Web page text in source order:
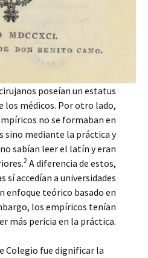
poseían un estatus
los médicos. Por otro lado,
no se formaban en
sino mediante la práctica y
sabían leer el latín y eran
2 A diferencia de estos,
accedían a universidades
enfoque teórico basado en
los empíricos tenían
más pericia en la práctica.
Colegio fue dignificar la